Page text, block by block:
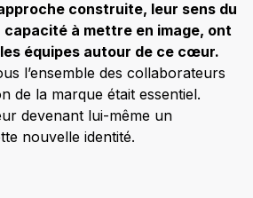
construite, leur sens du
à mettre en image, ont
équipes autour de ce cœur.
l’ensemble des collaborateurs
de la marque était essentiel.
devenant lui-même un
nouvelle identité.